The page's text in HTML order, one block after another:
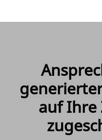
auf Ihre